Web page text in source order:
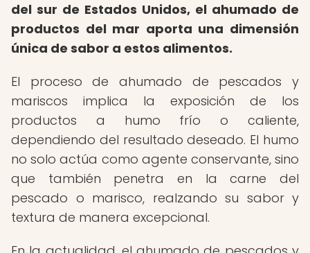
del sur de Estados Unidos, el ahumado de
productos del mar aporta una dimensión
única de sabor a estos alimentos.
El proceso de ahumado de pescados y
mariscos implica la exposición de los
productos a humo frío o caliente,
dependiendo del resultado deseado. El humo
no solo actúa como agente conservante, sino
que también penetra en la carne del
pescado o marisco, realzando su sabor y
textura de manera excepcional.